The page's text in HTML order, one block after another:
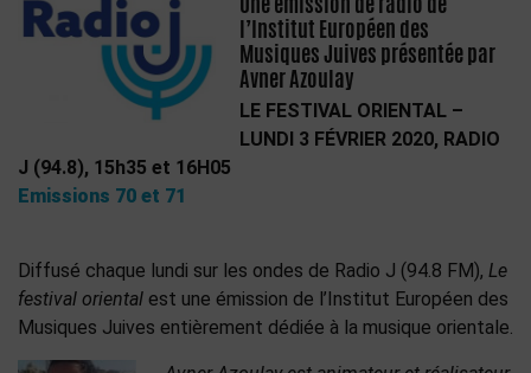
l’Institut Européen des
Musiques Juives présentée par
Avner Azoulay
LE FESTIVAL ORIENTAL –
LUNDI 3 FÉVRIER 2020, RADIO
J (94.8), 15h35 et 16H05
Emissions 70 et 71
Diffusé chaque lundi sur les ondes de Radio J (94.8 FM), Le
festival oriental est une émission de l’Institut Européen des
Musiques Juives entièrement dédiée à la musique orientale.